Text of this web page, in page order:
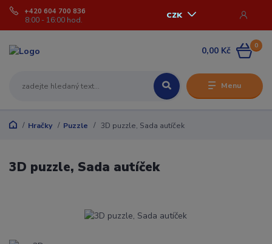
Menu
CZK
+420 604 700 836
8:00 - 16:00 hod.
0
0,00 Kč
Hračky Puzzle 3D puzzle, Sada autíček
3D puzzle, Sada autíček